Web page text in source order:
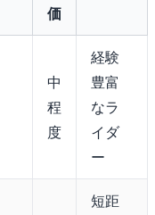
価
中
程
度
経験
豊富
なラ
イダ
ー
短距